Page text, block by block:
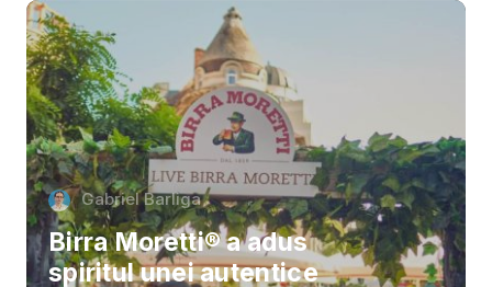
Gabriel Barliga
Birra Moretti® a adus
spiritul unei autentice